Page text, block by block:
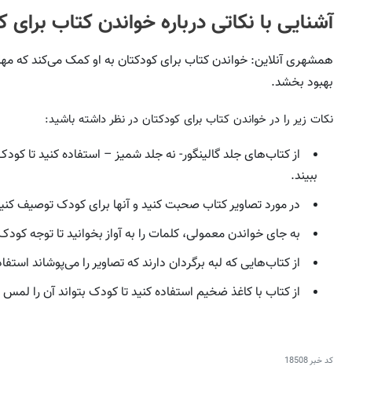
آشنایی با نکاتی درباره خواندن کتاب
همشهری آنلاین: خواندن کتاب برای کودکتان به او کمک می‌کند که
بهبود بخشد.
نکات زیر را در خواندن کتاب برای کودکتان در نظر داشته باشید:
از کتاب‌های جلد گالینگور- نه جلد شمیز – استفاده کنید تا
ببیند.
در مورد تصاویر کتاب صحبت کنید و آنها برای کودک توصیف
به جای خواندن معمولی، کلمات را به آواز بخوانید تا توجه
از کتاب‌هایی که لبه برگردان دارند که تصاویر را می‌پوشاند
از کتاب‌ با کاغذ ضخیم استفاده کنید تا کودک بتواند آن را
کد خبر18508
این روش توی خونه،سفیدی و زیبایی
دندوناتو برگردون(40%off)
تخفیف ویژه!
لذت موهای پرپشت و قوی رو
کن(شامپو اسپیرولینا45%تخفیف)
خرید محصول